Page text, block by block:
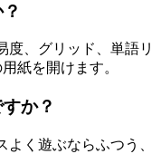
度、グリッド、単語リ
紙を開けます。
か？
く遊ぶならふつう、